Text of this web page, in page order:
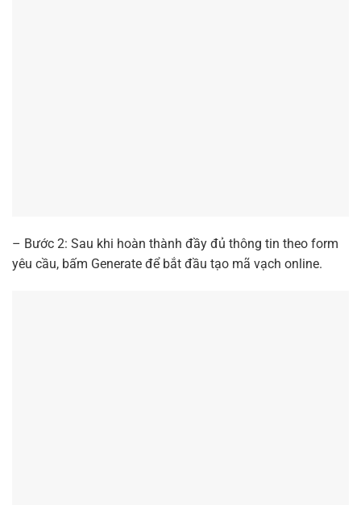
– Bước 2: Sau khi hoàn thành đầy đủ thông tin theo form
yêu cầu, bấm Generate để bắt đầu tạo mã vạch online.